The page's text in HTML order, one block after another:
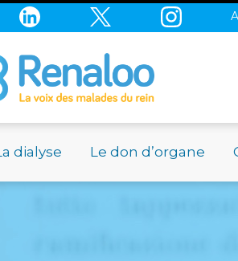
dialyse Le don d’organe